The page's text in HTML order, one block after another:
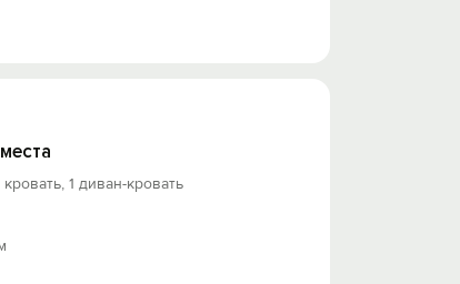
1 диван-кровать